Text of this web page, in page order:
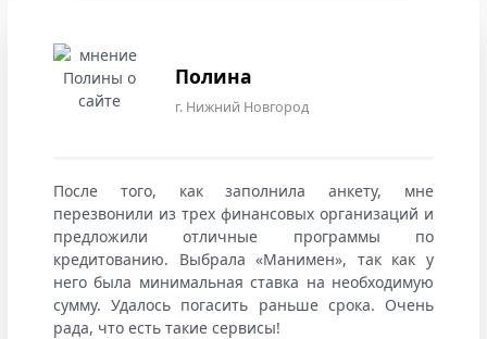
Полина
г. Нижний Новгород
После того, как заполнила анкету, мне
перезвонили из трех финансовых организаций и
предложили отличные программы по
кредитованию. Выбрала «Манимен», так как у
него была минимальная ставка на необходимую
сумму. Удалось погасить раньше срока. Очень
рада, что есть такие сервисы!